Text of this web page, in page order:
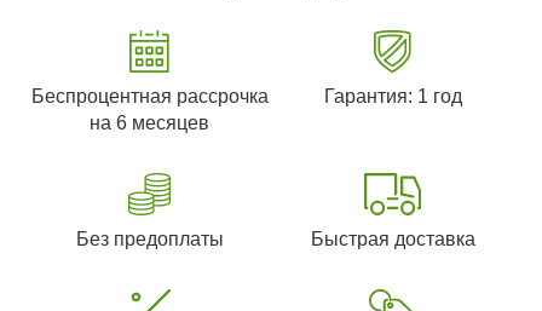
Беспроцентная рассрочка
на 6 месяцев
Гарантия: 1 год
Без предоплаты Быстрая доставка